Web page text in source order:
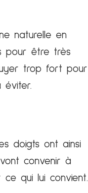
naturelle en
pour être très
trop fort pour
éviter.
doigts ont ainsi
convenir à
ce qui lui convient.